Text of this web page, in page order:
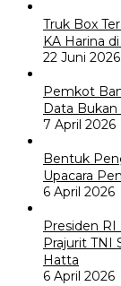
Truk Box
KA Harina
22 Juni 2026
Pemkot
Data Bukan
7 April 2026
Bentuk
Upacara
6 April 2026
Presiden
Prajurit TNI
Hatta
6 April 2026